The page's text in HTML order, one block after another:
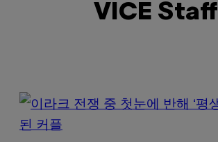
VICE Staff
POSTS
BY